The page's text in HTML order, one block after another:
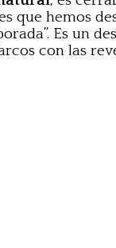
que hemos
Es un
con las